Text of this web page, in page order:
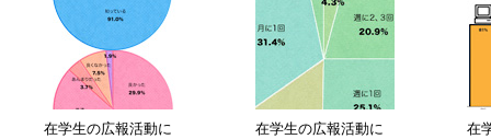
在学生の広報活動に
在学生の広報活動に
在